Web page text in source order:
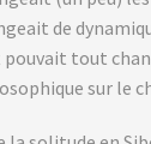
de
tout
sur le